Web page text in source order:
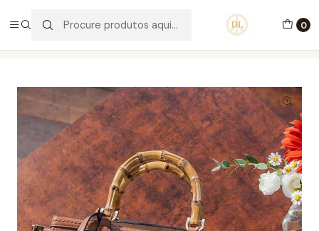
0
PORTES GRÁTIS ACIMA DE 70€ PORTUGAL CONTINENTAL